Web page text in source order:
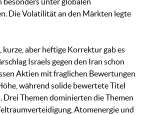
Die Volatilität an den Märkten legte
kurze, aber heftige Korrektur gab es
Israels gegen den Iran schon
Aktien mit fraglichen Bewertungen
während solide bewertete Titel
Drei Themen dominierten die Themen
Atomenergie und